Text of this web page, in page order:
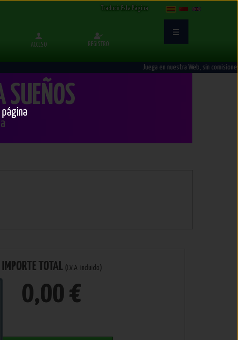
ACCESO REGISTRO
Juega en nuestra Web, sin comisiones
IMPORTE TOTAL (I.V.A. incluido)
0,00 €
Traducir Esta Página Select Language